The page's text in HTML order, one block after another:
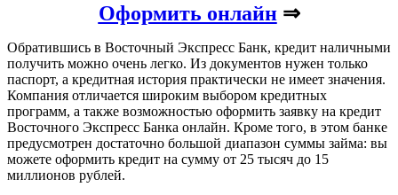
Оформить онлайн⇒
Обратившись в Восточный Экспресс Банк, кредит наличными
получить можно очень легко. Из документов нужен только
паспорт, а кредитная история практически не имеет значения.
Компания отличается широким выбором кредитных
программ, а также возможностью оформить заявку на кредит
Восточного Экспресс Банка онлайн. Кроме того, в этом банке
предусмотрен достаточно большой диапазон суммы займа: вы
можете оформить кредит на сумму от 25 тысяч до 15
миллионов рублей.